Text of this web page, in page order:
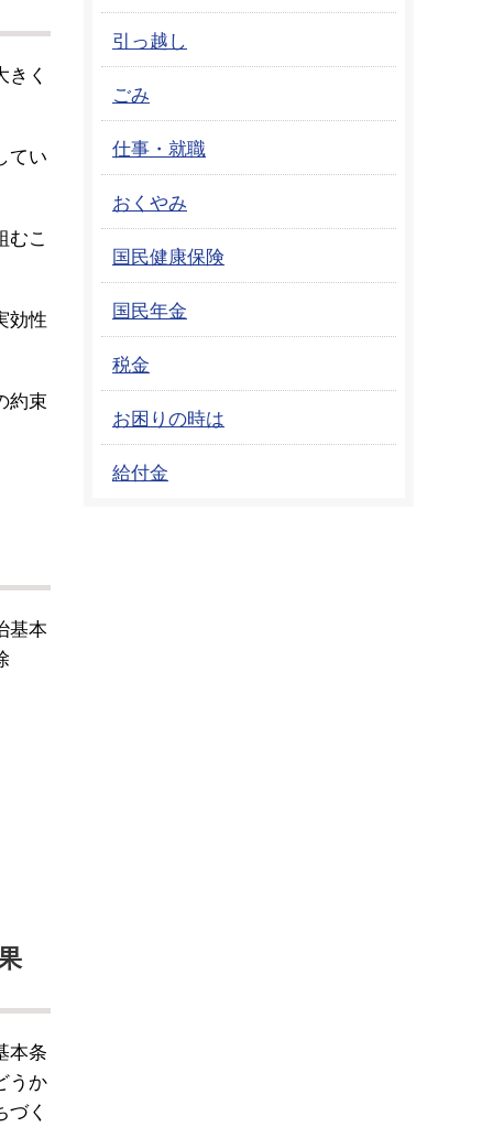
く
てい
こ
効性
約束
基本
本条
うか
く
引っ越し
ごみ
仕事・就職
おくやみ
国民健康保険
国民年金
税金
お困りの時は
給付金